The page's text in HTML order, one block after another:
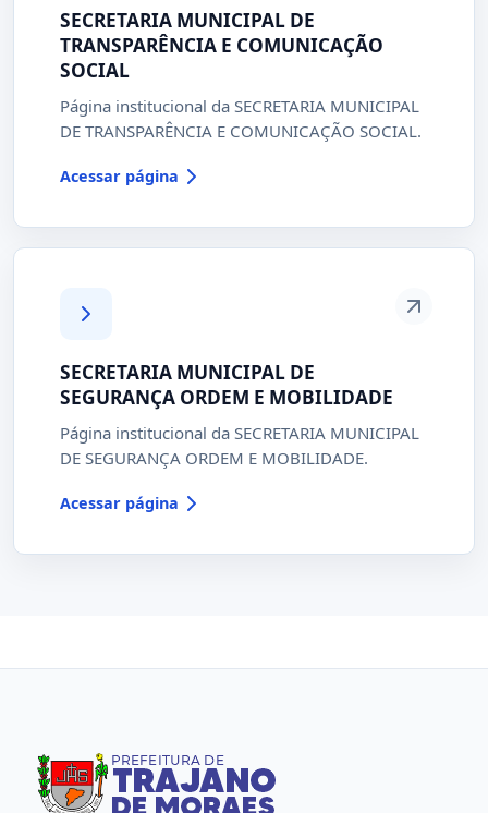
SECRETARIA MUNICIPAL DE
TRANSPARÊNCIA E COMUNICAÇÃO
SOCIAL
Página institucional da SECRETARIA MUNICIPAL
DE TRANSPARÊNCIA E COMUNICAÇÃO SOCIAL.
Acessar página
SECRETARIA MUNICIPAL DE
SEGURANÇA ORDEM E MOBILIDADE
Página institucional da SECRETARIA MUNICIPAL
DE SEGURANÇA ORDEM E MOBILIDADE.
Acessar página